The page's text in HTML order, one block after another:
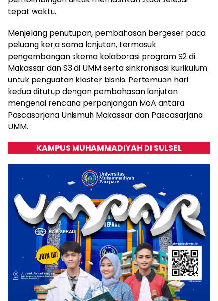
tepat waktu.
Menjelang penutupan, pembahasan bergeser pada
peluang kerja sama lanjutan, termasuk
pengembangan skema kolaborasi program S2 di
Makassar dan S3 di UMM serta sinkronisasi kurikulum
untuk penguatan klaster bisnis. Pertemuan hari
kedua ditutup dengan pembahasan lanjutan
mengenai rencana perpanjangan MoA antara
Pascasarjana Unismuh Makassar dan Pascasarjana
UMM.
KAMPUS MUHAMMADIYAH DI SULSEL